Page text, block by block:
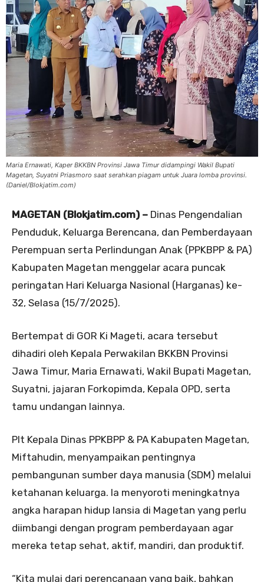
Maria Ernawati, Kaper BKKBN Provinsi Jawa Timur didampingi Wakil Bupati
Magetan, Suyatni Priasmoro saat serahkan piagam untuk Juara lomba provinsi.
(Daniel/Blokjatim.com)
MAGETAN (Blokjatim.com) – Dinas Pengendalian
Penduduk, Keluarga Berencana, dan Pemberdayaan
Perempuan serta Perlindungan Anak (PPKBPP & PA)
Kabupaten Magetan menggelar acara puncak
peringatan Hari Keluarga Nasional (Harganas) ke-
32, Selasa (15/7/2025).
Bertempat di GOR Ki Mageti, acara tersebut
dihadiri oleh Kepala Perwakilan BKKBN Provinsi
Jawa Timur, Maria Ernawati, Wakil Bupati Magetan,
Suyatni, jajaran Forkopimda, Kepala OPD, serta
tamu undangan lainnya.
Plt Kepala Dinas PPKBPP & PA Kabupaten Magetan,
Miftahudin, menyampaikan pentingnya
pembangunan sumber daya manusia (SDM) melalui
ketahanan keluarga. Ia menyoroti meningkatnya
angka harapan hidup lansia di Magetan yang perlu
diimbangi dengan program pemberdayaan agar
mereka tetap sehat, aktif, mandiri, dan produktif.
“Kita mulai dari perencanaan yang baik, bahkan